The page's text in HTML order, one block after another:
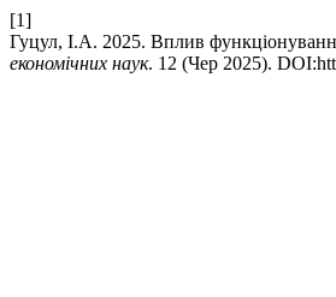
[1]
Гуцул, І.А. 2025. Вплив
економічних наук. 12 (Чер 2025).